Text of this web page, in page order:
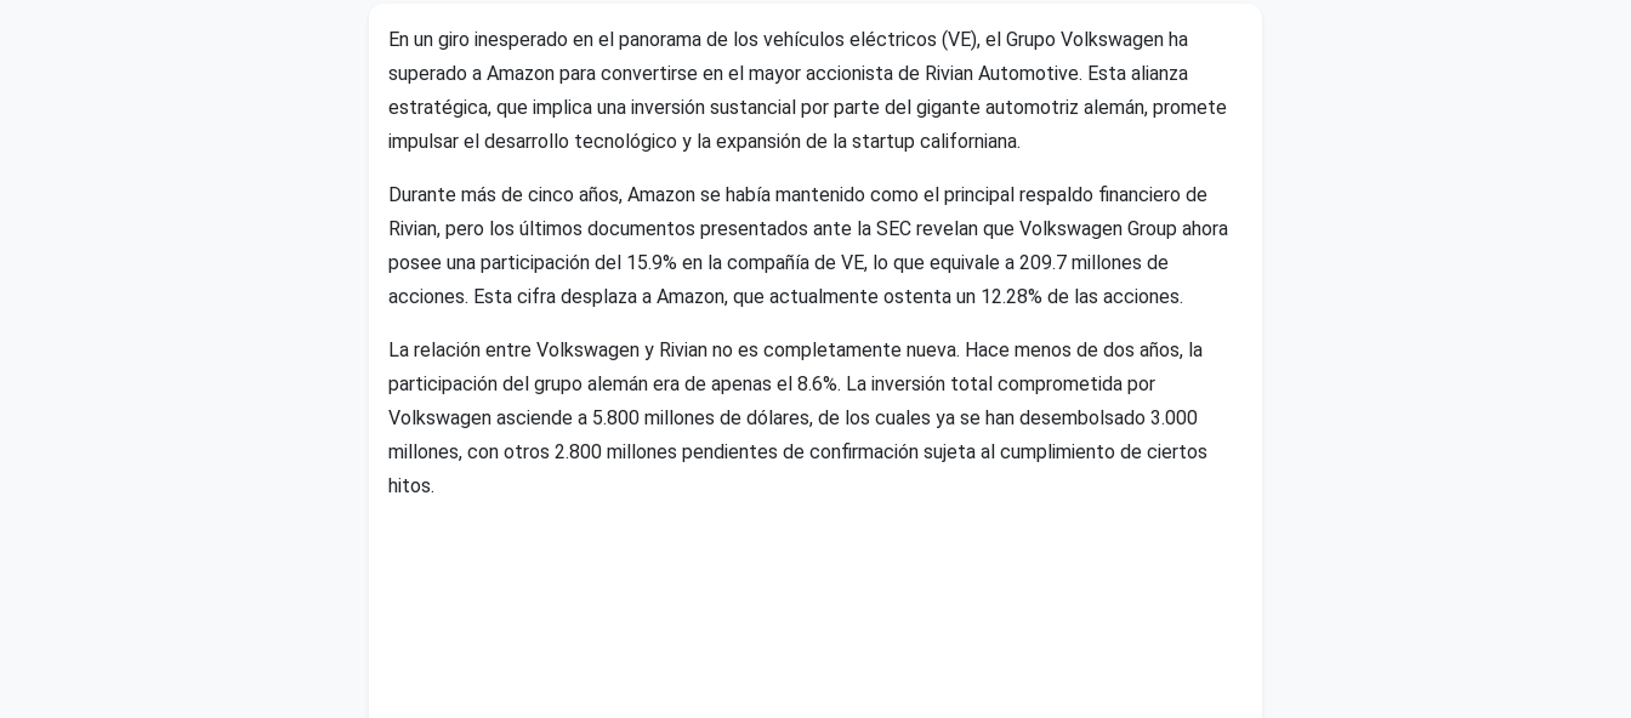
En un giro inesperado en el panorama de los vehículos eléctricos (VE), el Grupo Volkswagen ha
superado a Amazon para convertirse en el mayor accionista de Rivian Automotive. Esta alianza
estratégica, que implica una inversión sustancial por parte del gigante automotriz alemán, promete
impulsar el desarrollo tecnológico y la expansión de la startup californiana.
Durante más de cinco años, Amazon se había mantenido como el principal respaldo financiero de
Rivian, pero los últimos documentos presentados ante la SEC revelan que Volkswagen Group ahora
posee una participación del 15.9% en la compañía de VE, lo que equivale a 209.7 millones de
acciones. Esta cifra desplaza a Amazon, que actualmente ostenta un 12.28% de las acciones.
La relación entre Volkswagen y Rivian no es completamente nueva. Hace menos de dos años, la
participación del grupo alemán era de apenas el 8.6%. La inversión total comprometida por
Volkswagen asciende a 5.800 millones de dólares, de los cuales ya se han desembolsado 3.000
millones, con otros 2.800 millones pendientes de confirmación sujeta al cumplimiento de ciertos
hitos.